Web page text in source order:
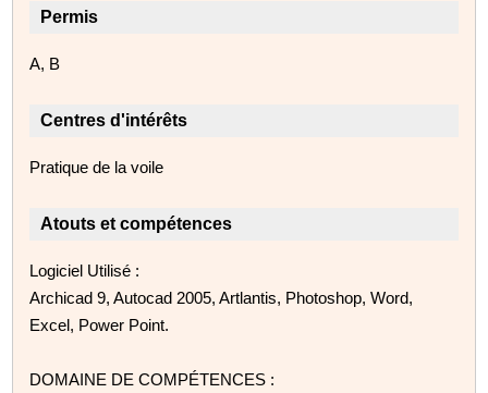
Permis
A, B
Centres d'intérêts
Pratique de la voile
Atouts et compétences
Logiciel Utilisé :
Archicad 9, Autocad 2005, Artlantis, Photoshop, Word,
Excel, Power Point.
DOMAINE DE COMPÉTENCES :